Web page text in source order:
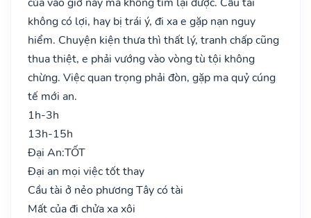
không có lợi, hay bị trái ý, đi xa e gặp nạn nguy
hiểm. Chuyện kiện thưa thì thất lý, tranh chấp cũng
thua thiệt, e phải vướng vào vòng tù tội không
chừng. Việc quan trọng phải đòn, gặp ma quỷ cúng
tế mới an.
1h-3h
13h-15h
Đại An:TỐT
Đại an mọi việc tốt thay
Cầu tài ở nẻo phương Tây có tài
Mất của đi chửa xa xôi